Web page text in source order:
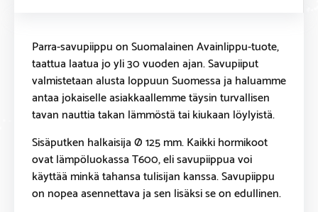
Parra-savupiippu on Suomalainen Avainlippu-tuote,
taattua laatua jo yli 30 vuoden ajan. Savupiiput
valmistetaan alusta loppuun Suomessa ja haluamme
antaa jokaiselle asiakkaallemme täysin turvallisen
tavan nauttia takan lämmöstä tai kiukaan löylyistä.
Sisäputken halkaisija Ø 125 mm. Kaikki hormikoot
ovat lämpöluokassa T600, eli savupiippua voi
käyttää minkä tahansa tulisijan kanssa. Savupiippu
on nopea asennettava ja sen lisäksi se on edullinen.